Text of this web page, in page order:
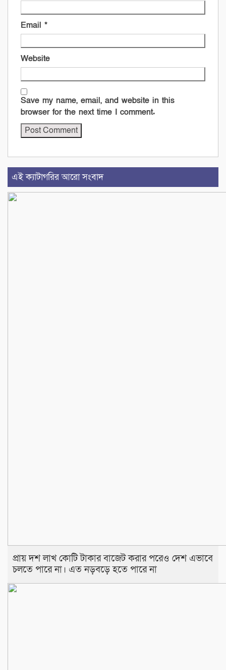
Email *
Website
Save my name, email, and website in this
browser for the next time I comment.
এই ক্যাটাগরির আরো সংবাদ
প্রায় দশ লাখ কোটি টাকার বাজেট করার পরেও দেশ এভাবে
চলতে পারে না। এত নড়বড়ে হতে পারে না